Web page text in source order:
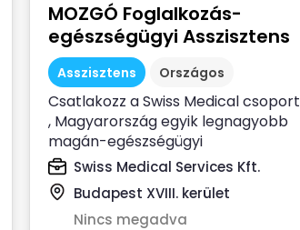
MOZGÓ Foglalkozás-
egészségügyi Asszisztens
Asszisztens Országos
Csatlakozz a Swiss Medical csoport
, Magyarország egyik legnagyobb
magán-egészségügyi
szolgáltatójához ...
Swiss Medical Services Kft.
Budapest XVIII. kerület
Nincs megadva